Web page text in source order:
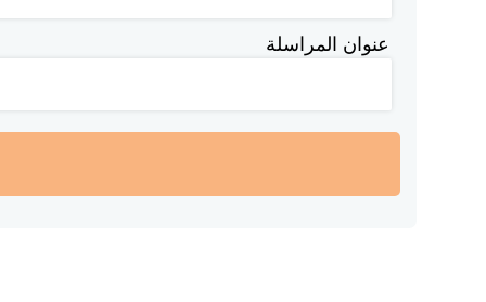
عنوان المراسلة